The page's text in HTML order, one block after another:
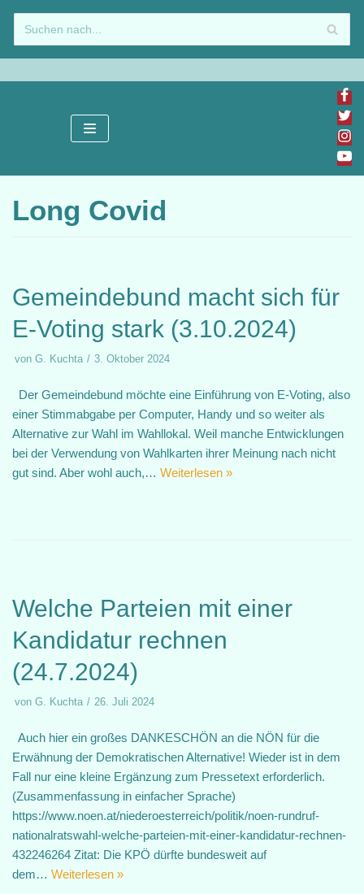
Zum
Inhalt
springen
Long Covid
Gemeindebund macht sich für
E-Voting stark (3.10.2024)
von G. Kuchta 3. Oktober 2024
Der Gemeindebund möchte eine Einführung von E-Voting, also
einer Stimmabgabe per Computer, Handy und so weiter als
Alternative zur Wahl im Wahllokal. Weil manche Entwicklungen
bei der Verwendung von Wahlkarten ihrer Meinung nach nicht
gut sind. Aber wohl auch,… Weiterlesen »
Welche Parteien mit einer
Kandidatur rechnen
(24.7.2024)
von G. Kuchta 26. Juli 2024
Auch hier ein großes DANKESCHÖN an die NÖN für die
Erwähnung der Demokratischen Alternative! Wieder ist in dem
Fall nur eine kleine Ergänzung zum Pressetext erforderlich.
(Zusammenfassung in einfacher Sprache)
https://www.noen.at/niederoesterreich/politik/noen-rundruf-
nationalratswahl-welche-parteien-mit-einer-kandidatur-rechnen-
432246264 Zitat: Die KPÖ dürfte bundesweit auf
dem… Weiterlesen »